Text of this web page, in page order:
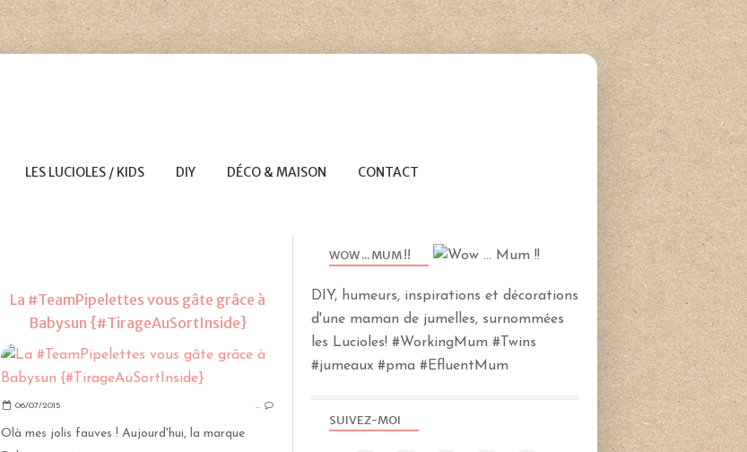
LES LUCIOLES / KIDS DIY DÉCO & MAISON CONTACT
TIRAGES AU SORT
CONCOURS
La #TeamPipelettes vous gâte grâce à
Babysun {#TirageAuSortInside}
TEAMPIPELETTES
06/07/2015 …
Olà mes jolis fauves ! Aujourd'hui, la marque
SUIVEZ-MOI
WOW ... MUM !!
DIY, humeurs, inspirations et décorations
d'une maman de jumelles, surnommées
les Lucioles! #WorkingMum #Twins
#jumeaux #pma #EfluentMum